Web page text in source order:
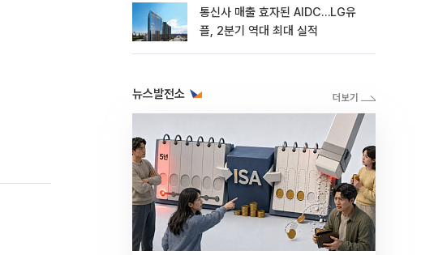
통신사 매출 효자된 AIDC…LG유
플, 2분기 역대 최대 실적
뉴스발전소